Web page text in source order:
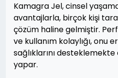
Kamagra Jel, cinsel
avantajlarla, birçok kişi
çözüm haline gelmiştir.
ve kullanım kolaylığı, onu
sağlıklarını
yapar.